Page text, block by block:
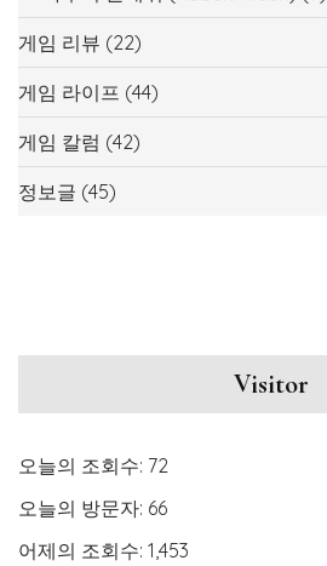
게임 리뷰 (22)
게임 라이프 (44)
게임 칼럼 (42)
정보글 (45)
Visitor
오늘의 조회수: 72
오늘의 방문자: 66
어제의 조회수: 1,453